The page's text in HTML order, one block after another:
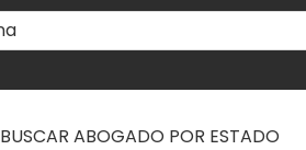
BUSCAR ABOGADO POR ESTADO